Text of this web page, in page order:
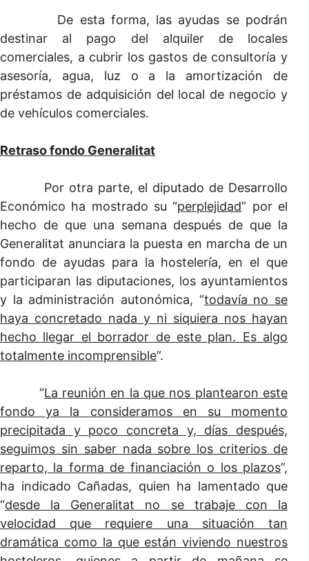
De esta forma, las ayudas se podrán
destinar al pago del alquiler de locales
comerciales, a cubrir los gastos de consultoría y
asesoría, agua, luz o a la amortización de
préstamos de adquisición del local de negocio y
de vehículos comerciales.
Retraso fondo Generalitat
Por otra parte, el diputado de Desarrollo
Económico ha mostrado su “perplejidad” por el
hecho de que una semana después de que la
Generalitat anunciara la puesta en marcha de un
fondo de ayudas para la hostelería, en el que
participaran las diputaciones, los ayuntamientos
y la administración autonómica, “todavía no se
haya concretado nada y ni siquiera nos hayan
hecho llegar el borrador de este plan. Es algo
totalmente incomprensible”.
“La reunión en la que nos plantearon este
fondo ya la consideramos en su momento
precipitada y poco concreta y, días después,
seguimos sin saber nada sobre los criterios de
reparto, la forma de financiación o los plazos”,
ha indicado Cañadas, quien ha lamentado que
“desde la Generalitat no se trabaje con la
velocidad que requiere una situación tan
dramática como la que están viviendo nuestros